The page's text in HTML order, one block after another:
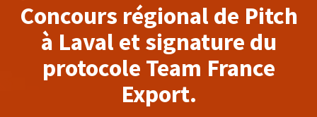
Concours régional de Pitch
à Laval et signature du
protocole Team France
Export.